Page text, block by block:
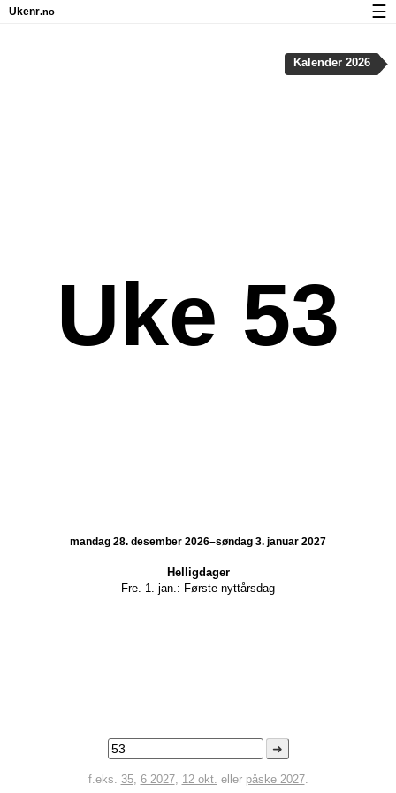
Uke 53
mandag 28. desember 2026–søndag 3. januar 2027
Helligdager
Fre. 1. jan.: Første nyttårsdag
➜
f.eks. 35, 6 2027, 12 okt. eller påske 2027.
Kalender 2026
Ukenr.no ☰